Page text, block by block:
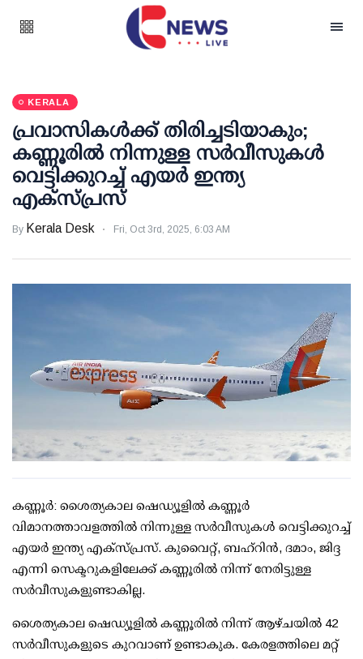
KERALA
പ്രവാസികള്‍ക്ക് തിരിച്ചടിയാകും;
കണ്ണൂരില്‍ നിന്നുള്ള സര്‍വീസുകള്‍
വെട്ടിക്കുറച്ച് എയര്‍ ഇന്ത്യ
എക്‌സ്പ്രസ്
By Kerala Desk Fri, Oct 3rd, 2025, 6:03 AM
കണ്ണൂര്‍: ശൈത്യകാല ഷെഡ്യൂളില്‍ കണ്ണൂര്‍
വിമാനത്താവളത്തില്‍ നിന്നുള്ള സര്‍വീസുകള്‍ വെട്ടിക്കുറച്ച്
എയര്‍ ഇന്ത്യ എക്‌സ്പ്രസ്. കുവൈറ്റ്, ബഹ്റിന്‍, ദമാം, ജിദ്ദ
എന്നി സെക്ടറുകളിലേക്ക് കണ്ണൂരില്‍ നിന്ന് നേരിട്ടുള്ള
സര്‍വീസുകളുണ്ടാകില്ല.
ശൈത്യകാല ഷെഡ്യൂളില്‍ കണ്ണൂരില്‍ നിന്ന് ആഴ്ചയില്‍ 42
സര്‍വീസുകളുടെ കുറവാണ് ഉണ്ടാകുക. കേരളത്തിലെ മറ്റ്